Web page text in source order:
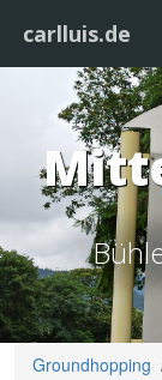
carlluis.de
Groundhopping